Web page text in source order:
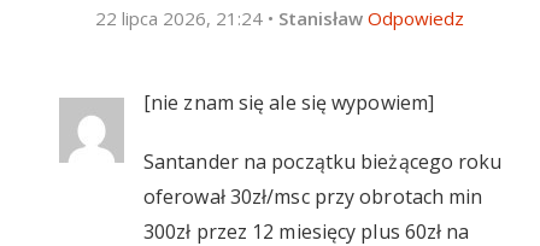
22 lipca 2026, 21:24 • Stanisław Odpowiedz
[nie znam się ale się wypowiem]
Santander na początku bieżącego roku
oferował 30zł/msc przy obrotach min
300zł przez 12 miesięcy plus 60zł na